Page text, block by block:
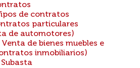
de contratos
particulares
de automotores)
de bienes muebles e
inmobiliarios)